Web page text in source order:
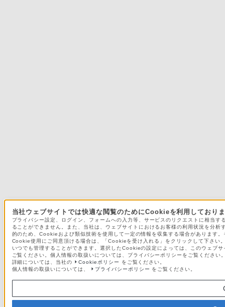
当社ウェブサイトでは快適な閲覧のためにCookieを利用しており
プライバシー設定、ログイン、フォームへの入力等、サービスのリクエストに相当
ることができません。また、当社は、ウェブサイトにおけるお客様の利用状況を分
的のため、Cookieおよび類似技術を使用して一定の情報を収集する場合があります
Cookie使用にご同意頂ける場合は、「Cookieを受け入れる」をクリックして下さ
いつでも管理することができます。選択したCookieの設定によっては、このウェブ
ご覧ください。個人情報の取扱いについては、プライバシーポリシーをご覧ください
詳細については、当社の
Cookieポリシー
をご覧ください。
個人情報の取扱いについては、
プライバシーポリシー をご覧ください。